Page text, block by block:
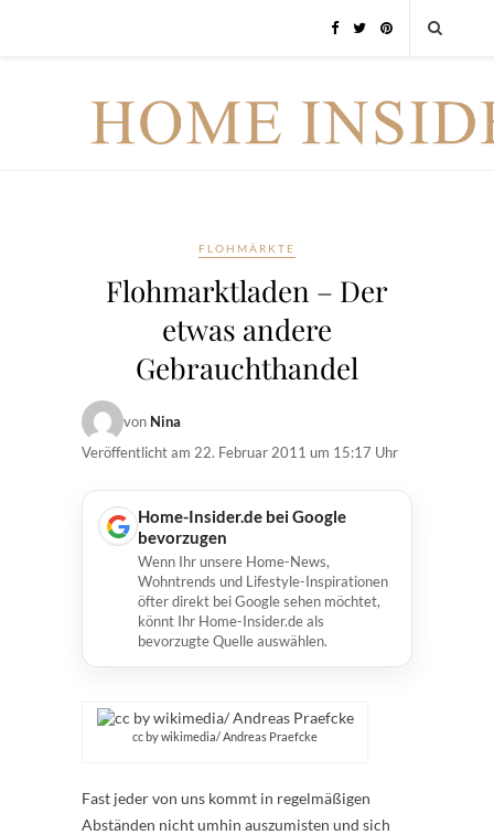
FLOHMÄRKTE
Flohmarktladen – Der
etwas andere
Gebrauchthandel
von Nina
Veröffentlicht am 22. Februar 2011 um 15:17 Uhr
Home-Insider.de bei Google
bevorzugen
Wenn Ihr unsere Home-News,
Wohntrends und Lifestyle-Inspirationen
öfter direkt bei Google sehen möchtet,
könnt Ihr Home-Insider.de als
bevorzugte Quelle auswählen.
cc by wikimedia/ Andreas Praefcke
Fast jeder von uns kommt in regelmäßigen
Abständen nicht umhin auszumisten und sich